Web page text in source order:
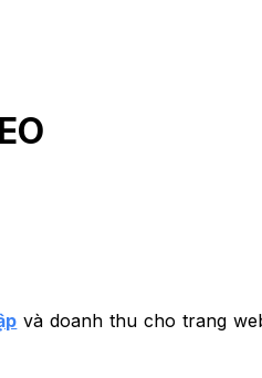
và doanh thu cho trang